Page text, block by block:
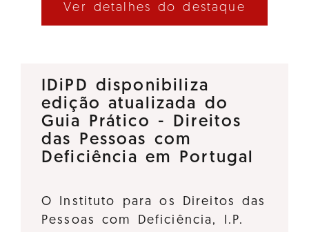
Ver detalhes do destaque
IDiPD disponibiliza
edição atualizada do
Guia Prático - Direitos
das Pessoas com
Deficiência em Portugal
O Instituto para os Direitos das
Pessoas com Deficiência, I.P.